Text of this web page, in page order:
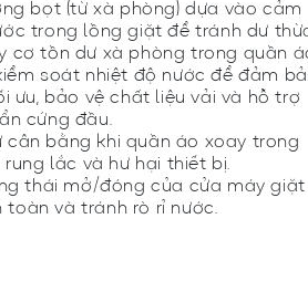
bọt (từ xà phòng) dựa vào cảm
trong lồng giặt để tránh dư
cơ tồn dư xà phòng trong quần
soát nhiệt độ nước để đảm
ưu, bảo vệ chất liệu vải và hỗ trợ
cứng đầu.
cân bằng khi quần áo xoay trong
lắc và hư hại thiết bị.
thái mở/đóng của cửa máy giặt
toàn và tránh rò rỉ nước.